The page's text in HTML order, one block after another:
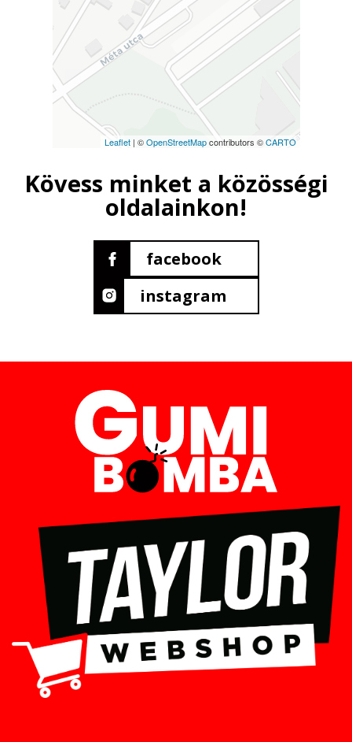
Leaflet| ©OpenStreetMapcontributors ©CARTO
Kövess minket a közösségi
oldalainkon!
facebook
instagram